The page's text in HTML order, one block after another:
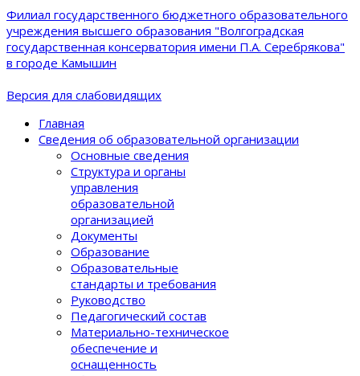
Филиал государственного бюджетного образовательного
учреждения высшего образования "Волгоградская
государственная консерватория имени П.А. Серебрякова"
в городе Камышин
Версия для слабовидящих
Главная
Сведения об образовательной организации
Основные сведения
Структура и органы
управления
образовательной
организацией
Документы
Образование
Образовательные
стандарты и требования
Руководство
Педагогический состав
Материально-техническое
обеспечение и
оснащенность